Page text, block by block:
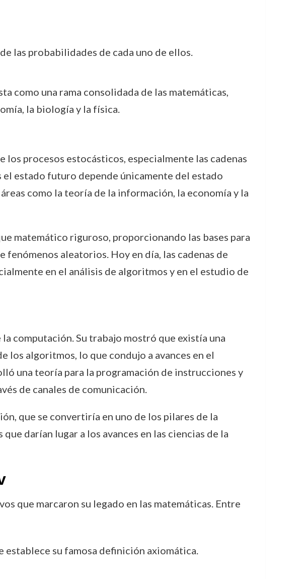
las probabilidades de cada uno de ellos.
como una rama consolidada de las matemáticas,
la biología y la física.
procesos estocásticos, especialmente las cadenas
el estado futuro depende únicamente del estado
como la teoría de la información, la economía y la
matemático riguroso, proporcionando las bases para
aleatorios. Hoy en día, las cadenas de
en el análisis de algoritmos y en el estudio de
computación. Su trabajo mostró que existía una
algoritmos, lo que condujo a avances en el
una teoría para la programación de instrucciones y
de canales de comunicación.
que se convertiría en uno de los pilares de la
darían lugar a los avances en las ciencias de la
que marcaron su legado en las matemáticas. Entre
establece su famosa definición axiomática.